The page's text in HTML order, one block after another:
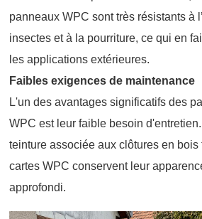
panneaux WPC sont très résistants à
insectes et à la pourriture, ce qui en
les applications extérieures.
Faibles exigences de maintenance
L'un des avantages significatifs des
WPC est leur faible besoin
teinture associée aux clôtures en
cartes WPC conservent leur
approfondi.